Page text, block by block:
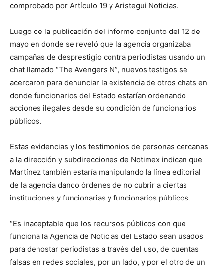
comprobado por Artículo 19 y Aristegui Noticias.
Luego de la publicación del informe conjunto del 12 de
mayo en donde se reveló que la agencia organizaba
campañas de desprestigio contra periodistas usando un
chat llamado “The Avengers N”, nuevos testigos se
acercaron para denunciar la existencia de otros chats en
donde funcionarios del Estado estarían ordenando
acciones ilegales desde su condición de funcionarios
públicos.
Estas evidencias y los testimonios de personas cercanas
a la dirección y subdirecciones de Notimex indican que
Martínez también estaría manipulando la línea editorial
de la agencia dando órdenes de no cubrir a ciertas
instituciones y funcionarias y funcionarios públicos.
“Es inaceptable que los recursos públicos con que
funciona la Agencia de Noticias del Estado sean usados
para denostar periodistas a través del uso, de cuentas
falsas en redes sociales, por un lado, y por el otro de un